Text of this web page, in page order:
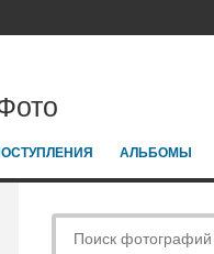
АЛЬБОМЫ